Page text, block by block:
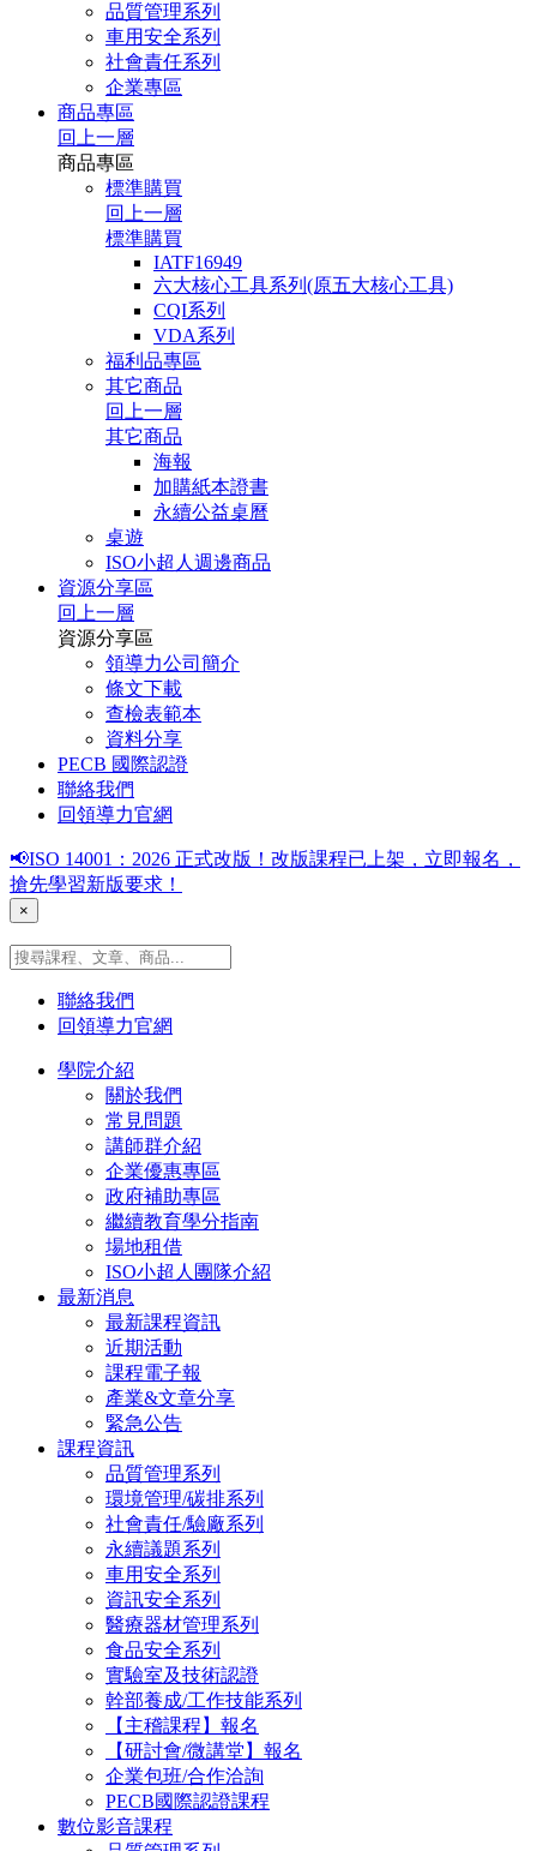
品質管理系列
車用安全系列
社會責任系列
企業專區
商品專區
回上一層
商品專區
標準購買
回上一層
標準購買
IATF16949
六大核心工具系列(原五大核心工具)
CQI系列
VDA系列
福利品專區
其它商品
回上一層
其它商品
海報
加購紙本證書
永續公益桌曆
桌遊
ISO小超人週邊商品
資源分享區
回上一層
資源分享區
領導力公司簡介
條文下載
查檢表範本
資料分享
PECB 國際認證
聯絡我們
回領導力官網
📢ISO 14001：2026 正式改版！改版課程已上架，立即報名，
搶先學習新版要求！
×
聯絡我們
回領導力官網
學院介紹
關於我們
常見問題
講師群介紹
企業優惠專區
政府補助專區
繼續教育學分指南
場地租借
ISO小超人團隊介紹
最新消息
最新課程資訊
近期活動
課程電子報
產業&文章分享
緊急公告
課程資訊
品質管理系列
環境管理/碳排系列
社會責任/驗廠系列
永續議題系列
車用安全系列
資訊安全系列
醫療器材管理系列
食品安全系列
實驗室及技術認證
幹部養成/工作技能系列
【主稽課程】報名
【研討會/微講堂】報名
企業包班/合作洽詢
PECB國際認證課程
數位影音課程